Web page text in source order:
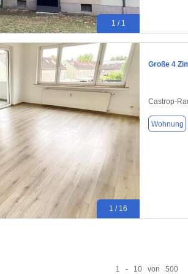
1 / 1
1 / 16
Große 4
Castrop-
Wohnung
1 - 10 von 500